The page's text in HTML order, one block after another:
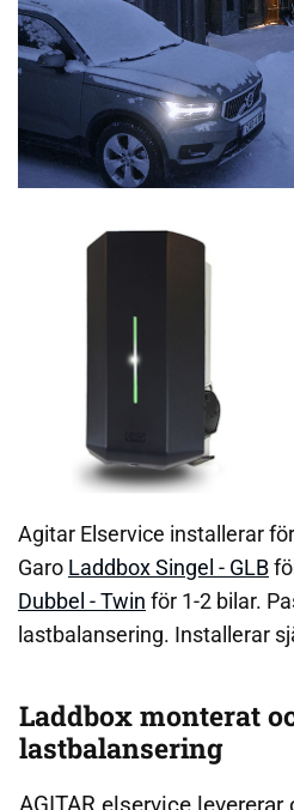
Agitar Elservice installerar
Garo Laddbox Singel - GLB
Dubbel - Twin för 1-2 bilar.
lastbalansering. Installerar
Laddbox monterat
lastbalansering